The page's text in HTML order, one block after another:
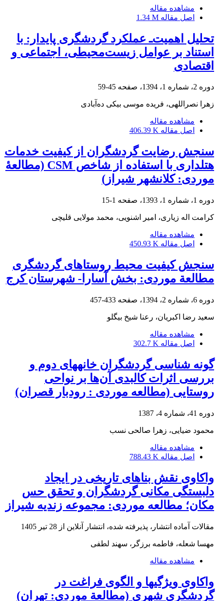
مشاهده مقاله
اصل مقاله 1.34 M
تحلیل اهمیت‌ـ عملکرد گردشگری پایدار: با
استناد بر عوامل زیست‌محیطی، اجتماعی و
اقتصادی
دوره 2، شماره 1، 1394، صفحه 45-59
زهرا نصراللهی، فریده موسی بیکی ده‌آبادی
مشاهده مقاله
اصل مقاله 406.39 K
سنجش رضایت گردشگران از کیفیت خدمات
هتلداری با استفاده از شاخص CSM (مطالعۀ
موردی: کلانشهر شیراز)
دوره 1، شماره 1، 1393، صفحه 1-15
کرامت اله زیاری، امیر اشنویی، محمد مولایی قلیچی
مشاهده مقاله
اصل مقاله 450.93 K
سنجش کیفیت محیط روستاهای گردشگری
مطالعة موردی: بخش آسارا- شهرستان کرج
دوره 6، شماره 2، 1394، صفحه 433-457
سعید رضا اکبریان، رعنا شیخ بیگلو
مشاهده مقاله
اصل مقاله 302.7 K
گونه شناسی گردشگران خانههای دوم و
بررسی اثرات کالبدی آن‌ها بر نواحی
روستایی (مطالعه موردی : رودبار قصران)
دوره 41، شماره 4، 1387
محمود ضیایی، زهرا صالحی نسب
مشاهده مقاله
اصل مقاله 788.43 K
واکاوی نقش بنا‌های تاریخی در ایجاد
دلبستگی مکانی گردشگران و تحقق حس
مکان؛ مطالعه موردی: مجموعه زندیه شیراز
مقالات آماده انتشار، پذیرفته شده، انتشار آنلاین از 28 تیر 1405
مهسا شعله، فاطمه برزگر، سهند لطفی
مشاهده مقاله
واکاوی ویژگی‏ها و الگوی فراغت در
گردشگری شهری (مطالعة موردی: تهران)